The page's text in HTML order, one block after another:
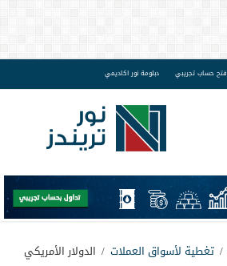
فتح حساب تجريبي دبلومة نور اكاديمي
/ تغطية لأسواق العملات / الدولار الأمريكي